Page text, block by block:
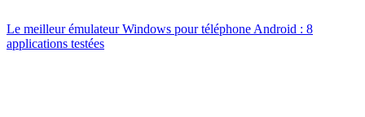
Le meilleur émulateur Windows pour téléphone Android : 8
applications testées